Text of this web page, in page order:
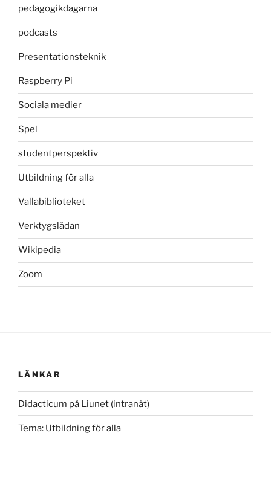
pedagogikdagarna
podcasts
Presentationsteknik
Raspberry Pi
Sociala medier
Spel
studentperspektiv
Utbildning för alla
Vallabiblioteket
Verktygslådan
Wikipedia
Zoom
LÄNKAR
Didacticum på Liunet (intranät)
Tema: Utbildning för alla